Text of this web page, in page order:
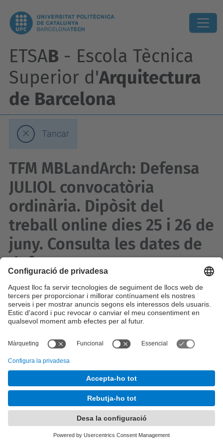
ETSAB - Escola Tècnica
Superior d'Arquitectura
de Barcelona
Tancar
TFM MBLandArch: Defensa
JULIOL convocatòria
ordinària. Dipòsit del
treball online dies 25 i 26 de
juny. Consulta les dates de
defensa
02/06/2026
Més informació
Tancar